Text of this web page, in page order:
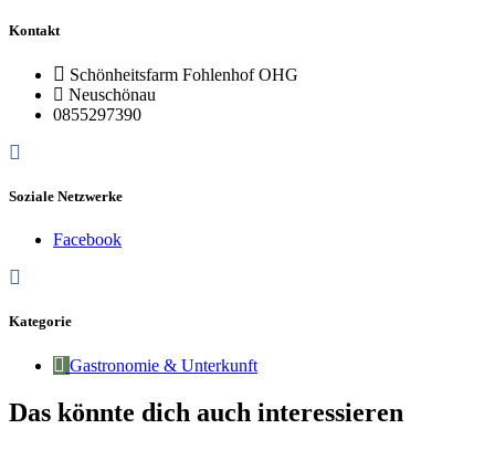
Kontakt
Schönheitsfarm Fohlenhof OHG
Neuschönau
0855297390
Soziale Netzwerke
Facebook
Kategorie
Gastronomie & Unterkunft
Das könnte dich auch interessieren